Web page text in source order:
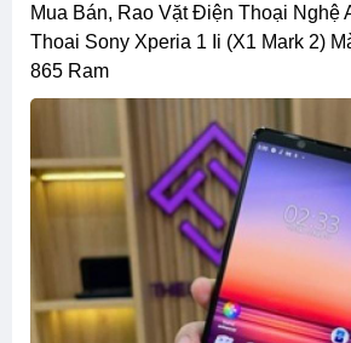
Mua Bán, Rao Vặt Điện Thoại Nghệ An Uy Tín, Điện
Thoai Sony Xperia 1 Ii (x1 Mark 2)
865 Ram